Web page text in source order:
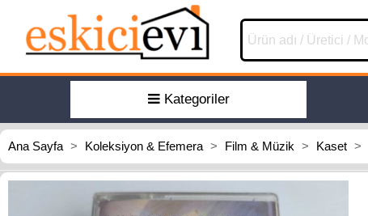
Kategoriler
Ana Sayfa > Koleksiyon & Efemera > Film & Müzik > Kaset >